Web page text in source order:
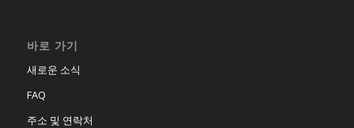
바로 가기
새로운 소식
FAQ
주소 및 연락처